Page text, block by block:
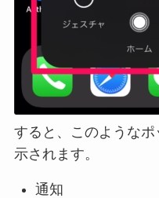
すると、このような
示されます。
通知